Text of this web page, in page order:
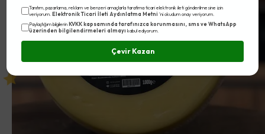
Tanıtım, pazarlama, reklam ve benzeri amaçlarla tarafıma ticari elektronik ileti gönderilmesine izin
veriyorum. Elektronik Ticari İleti Aydınlatma Metni 'ni okudum onay veriyorum.
Paylaştığım bilgilerin KVKK kapsamında tarafınızca korunmasını, sms ve WhatsApp
üzerinden bilgilendirmeleri almayı kabul ediyorum.
Çevir Kazan